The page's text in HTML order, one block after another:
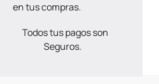
en tus compras.
Todos tus pagos son
Seguros.